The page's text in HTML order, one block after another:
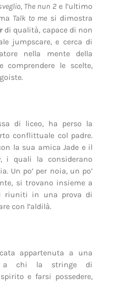
, The nun 2 e l’ultimo
Talk to me si dimostra
di qualità, capace di non
jumpscare, e cerca di
nella mente della
comprendere le scelte,
di liceo, ha perso la
conflittuale col padre.
la sua amica Jade e il
i quali la considerano
Un po’ per noia, un po’
si trovano insieme a
riuniti in una prova di
con l’aldilà.
appartenuta a una
a chi la stringe di
e farsi possedere,